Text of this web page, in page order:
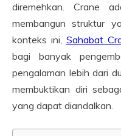
diremehkan. Crane
membangun struktur
konteks ini, Sahabat
bagi banyak
pengalaman lebih dari
membuktikan diri
yang dapat diandalkan.